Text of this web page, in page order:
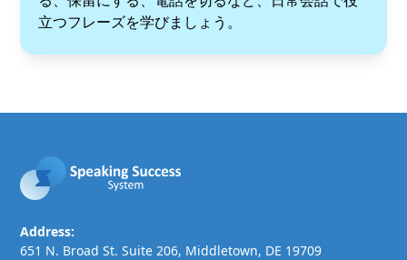
立つフレーズを学びましょう。
Address:
651 N. Broad St. Suite 206, Middletown, DE 19709